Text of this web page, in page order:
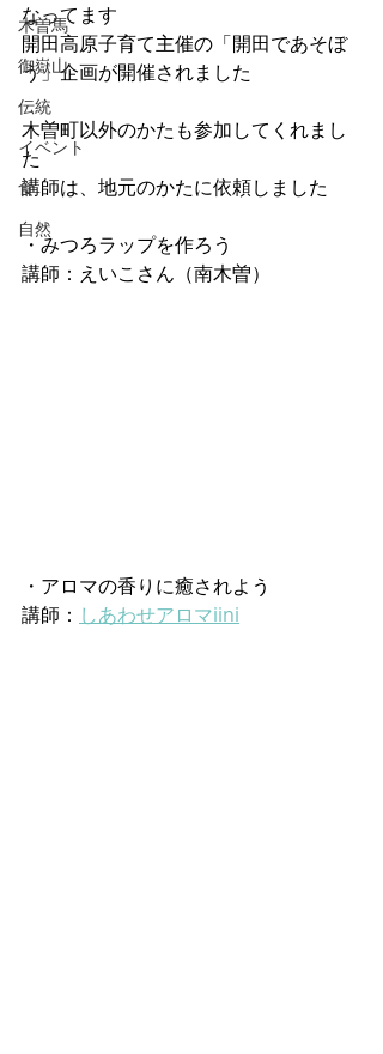
木曽馬
御嶽山
伝統
イベント
食
自然
なってます
開田高原子育て主催の「開田であそぼ
う」企画が開催されました
木曽町以外のかたも参加してくれまし
た
講師は、地元のかたに依頼しました
・みつろラップを作ろう
講師：えいこさん（南木曽）
・アロマの香りに癒されよう
講師： しあわせアロマiini